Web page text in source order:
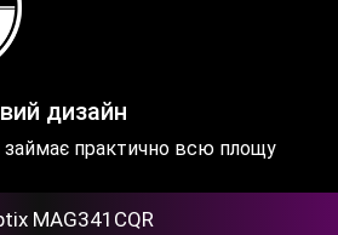
дизайн
практично всю площу
MAG341CQR